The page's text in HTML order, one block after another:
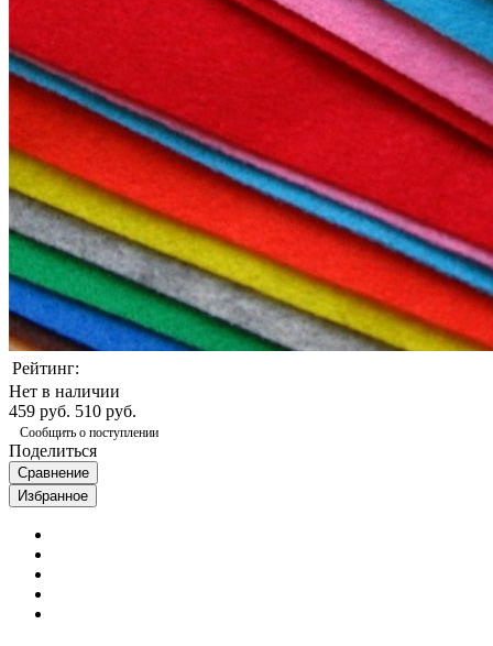
Рейтинг:
Нет в наличии
459 руб. 510 руб.
Сообщить о поступлении
Поделиться
Сравнение
Избранное